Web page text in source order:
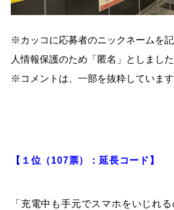
※カッコに応募者のニックネームを
人情報保護のため「匿名」としました
※コメントは、一部を抜粋しています
【１位（107票）：延長コード】
「充電中も手元でスマホをいじれ